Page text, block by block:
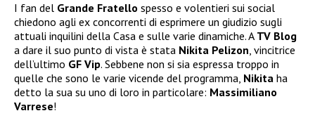
I fan del Grande Fratello spesso e volentieri sui social
chiedono agli ex concorrenti di esprimere un giudizio sugli
attuali inquilini della Casa e sulle varie dinamiche. A TV Blog
a dare il suo punto di vista è stata Nikita Pelizon, vincitrice
dell’ultimo GF Vip. Sebbene non si sia espressa troppo in
quelle che sono le varie vicende del programma, Nikita ha
detto la sua su uno di loro in particolare: Massimiliano
Varrese!